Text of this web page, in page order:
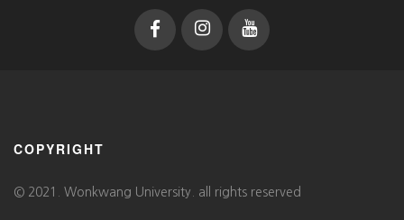
COPYRIGHT
© 2021. Wonkwang University. all rights reserved